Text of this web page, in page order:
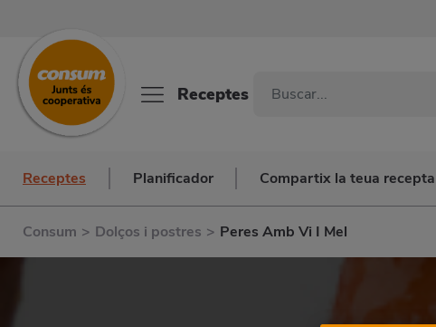
Receptes
Receptes Planificador Compartix la teua recepta
Consum > Dolços i postres > Peres Amb Vi I Mel